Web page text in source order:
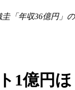
「年収36億円」の
1億円ほ